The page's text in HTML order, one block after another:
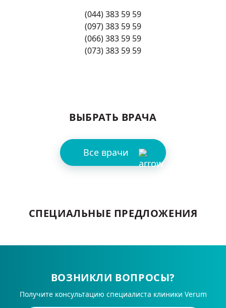
(044) 383 59 59
(097) 383 59 59
(066) 383 59 59
(073) 383 59 59
ВЫБРАТЬ ВРАЧА
Все врачи
СПЕЦИАЛЬНЫЕ ПРЕДЛОЖЕНИЯ
ВОЗНИКЛИ ВОПРОСЫ?
Получите консультацию специалиста клиники Verum